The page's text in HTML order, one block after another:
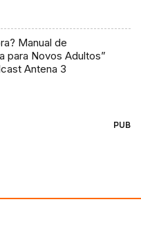
Manual de
para Novos Adultos”
Antena 3
PUB